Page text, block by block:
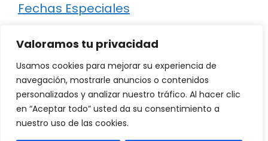
Valoramos tu privacidad
Usamos cookies para mejorar su experiencia de
navegación, mostrarle anuncios o contenidos
personalizados y analizar nuestro tráfico. Al hacer clic
en “Aceptar todo” usted da su consentimiento a
nuestro uso de las cookies.
Fechas Especiales
Regalos
Relaciones
Ropa